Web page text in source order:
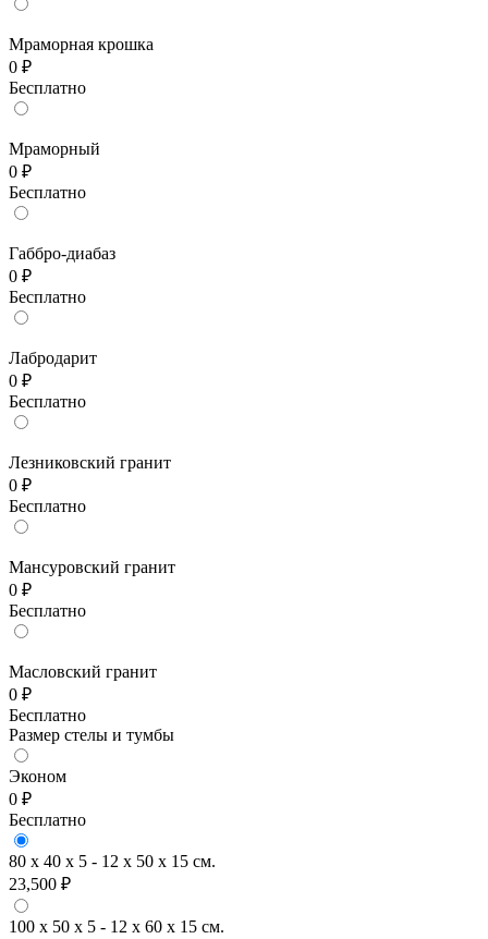
Мраморная крошка
0 ₽
Бесплатно
Мраморный
0 ₽
Бесплатно
Габбро-диабаз
0 ₽
Бесплатно
Лабродарит
0 ₽
Бесплатно
Лезниковский гранит
0 ₽
Бесплатно
Мансуровский гранит
0 ₽
Бесплатно
Масловский гранит
0 ₽
Бесплатно
Размер стелы и тумбы
Эконом
0 ₽
Бесплатно
80 x 40 x 5 - 12 x 50 x 15 см.
23,500 ₽
100 x 50 x 5 - 12 x 60 x 15 см.